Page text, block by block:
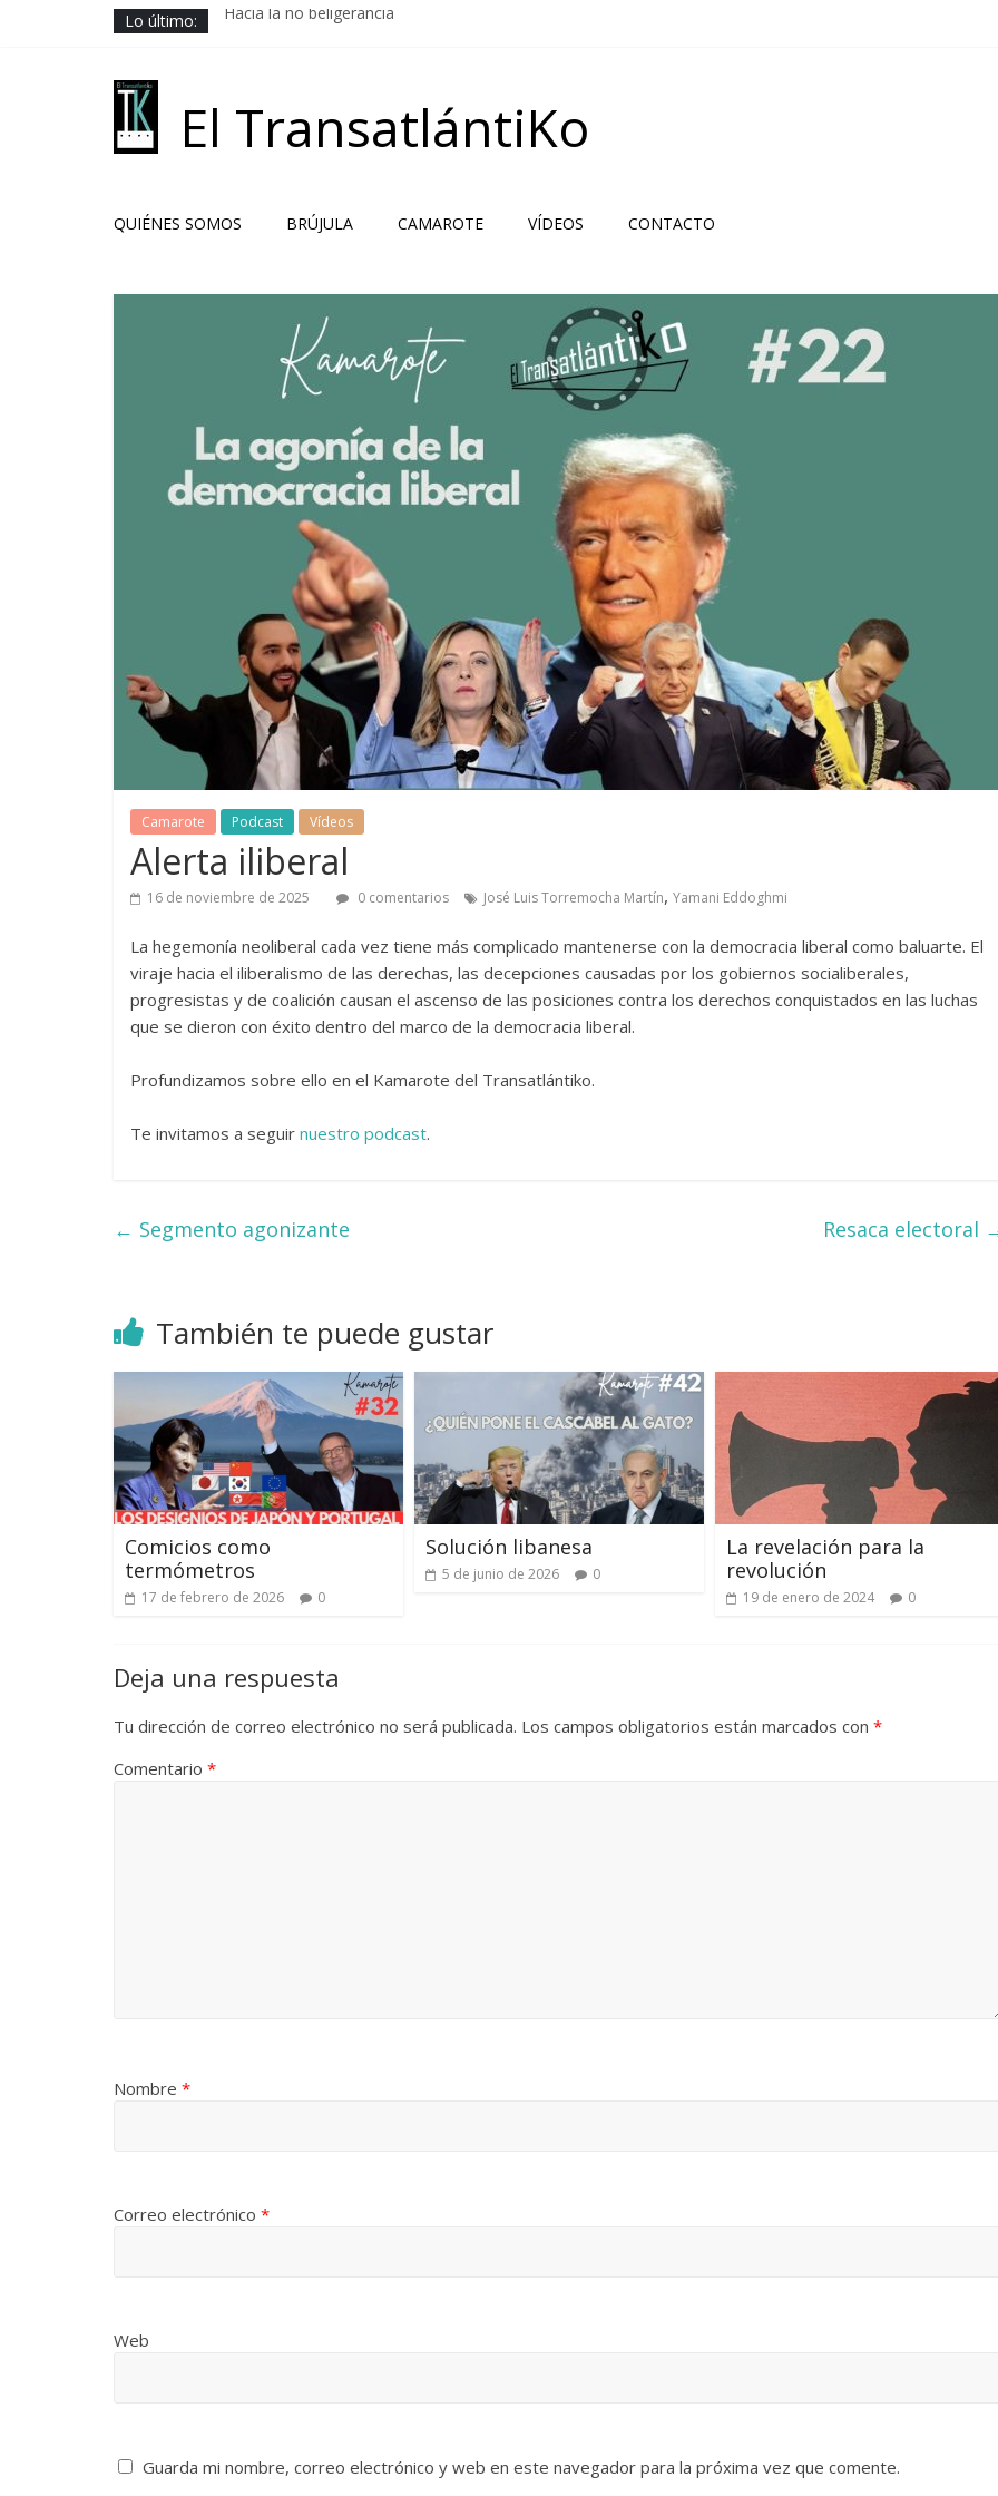
Lo último:
Hacia la no beligerancia
Solución libanesa
El TransatlántiKo
QUIÉNES SOMOS BRÚJULA CAMAROTE VÍDEOS CONTACTO
Camarote Podcast Vídeos
Alerta iliberal
16 de noviembre de 2025 0 comentarios José Luis Torremocha Martín, Yamani Eddoghmi
La hegemonía neoliberal cada vez tiene más complicado mantenerse con la democracia liberal como baluarte. El
viraje hacia el iliberalismo de las derechas, las decepciones causadas por los gobiernos socialiberales,
progresistas y de coalición causan el ascenso de las posiciones contra los derechos conquistados en las luchas
que se dieron con éxito dentro del marco de la democracia liberal.
Profundizamos sobre ello en el Kamarote del Transatlántiko.
Te invitamos a seguir nuestro podcast.
← Segmento agonizante Resaca electoral
También te puede gustar
Comicios como
termómetros
17 de febrero de 2026 0
Solución libanesa
5 de junio de 2026 0
La revelación para la
revolución
19 de enero de 2024 0
Deja una respuesta
Tu dirección de correo electrónico no será publicada. Los campos obligatorios están marcados con *
Comentario *
Nombre *
Correo electrónico *
Web
Guarda mi nombre, correo electrónico y web en este navegador para la próxima vez que comente.